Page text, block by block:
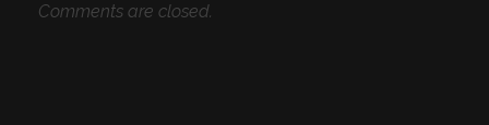
Comments are closed.